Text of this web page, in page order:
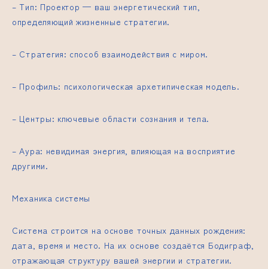
– Тип: Проектор — ваш энергетический тип,
определяющий жизненные стратегии.
– Стратегия: способ взаимодействия с миром.
– Профиль: психологическая архетипическая модель.
– Центры: ключевые области сознания и тела.
– Аура: невидимая энергия, влияющая на восприятие
другими.
Механика системы
Система строится на основе точных данных рождения:
дата, время и место. На их основе создаётся Бодиграф,
отражающая структуру вашей энергии и стратегии.